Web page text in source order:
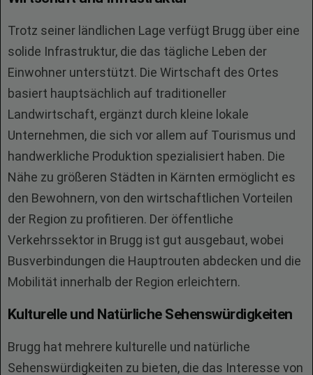
Trotz seiner ländlichen Lage verfügt Brugg über eine
solide Infrastruktur, die das tägliche Leben der
Einwohner unterstützt. Die Wirtschaft des Ortes
basiert hauptsächlich auf traditioneller
Landwirtschaft, ergänzt durch kleine lokale
Unternehmen, die sich vor allem auf Tourismus und
handwerkliche Produktion spezialisiert haben. Die
Nähe zu größeren Städten in Kärnten ermöglicht es
den Bewohnern, von den wirtschaftlichen Vorteilen
der Region zu profitieren. Der öffentliche
Verkehrssektor in Brugg ist gut ausgebaut, wobei
Busverbindungen die Hauptrouten abdecken und die
Mobilität innerhalb der Region erleichtern.
Kulturelle und Natürliche Sehenswürdigkeiten
Brugg hat mehrere kulturelle und natürliche
Sehenswürdigkeiten zu bieten, die das Interesse von